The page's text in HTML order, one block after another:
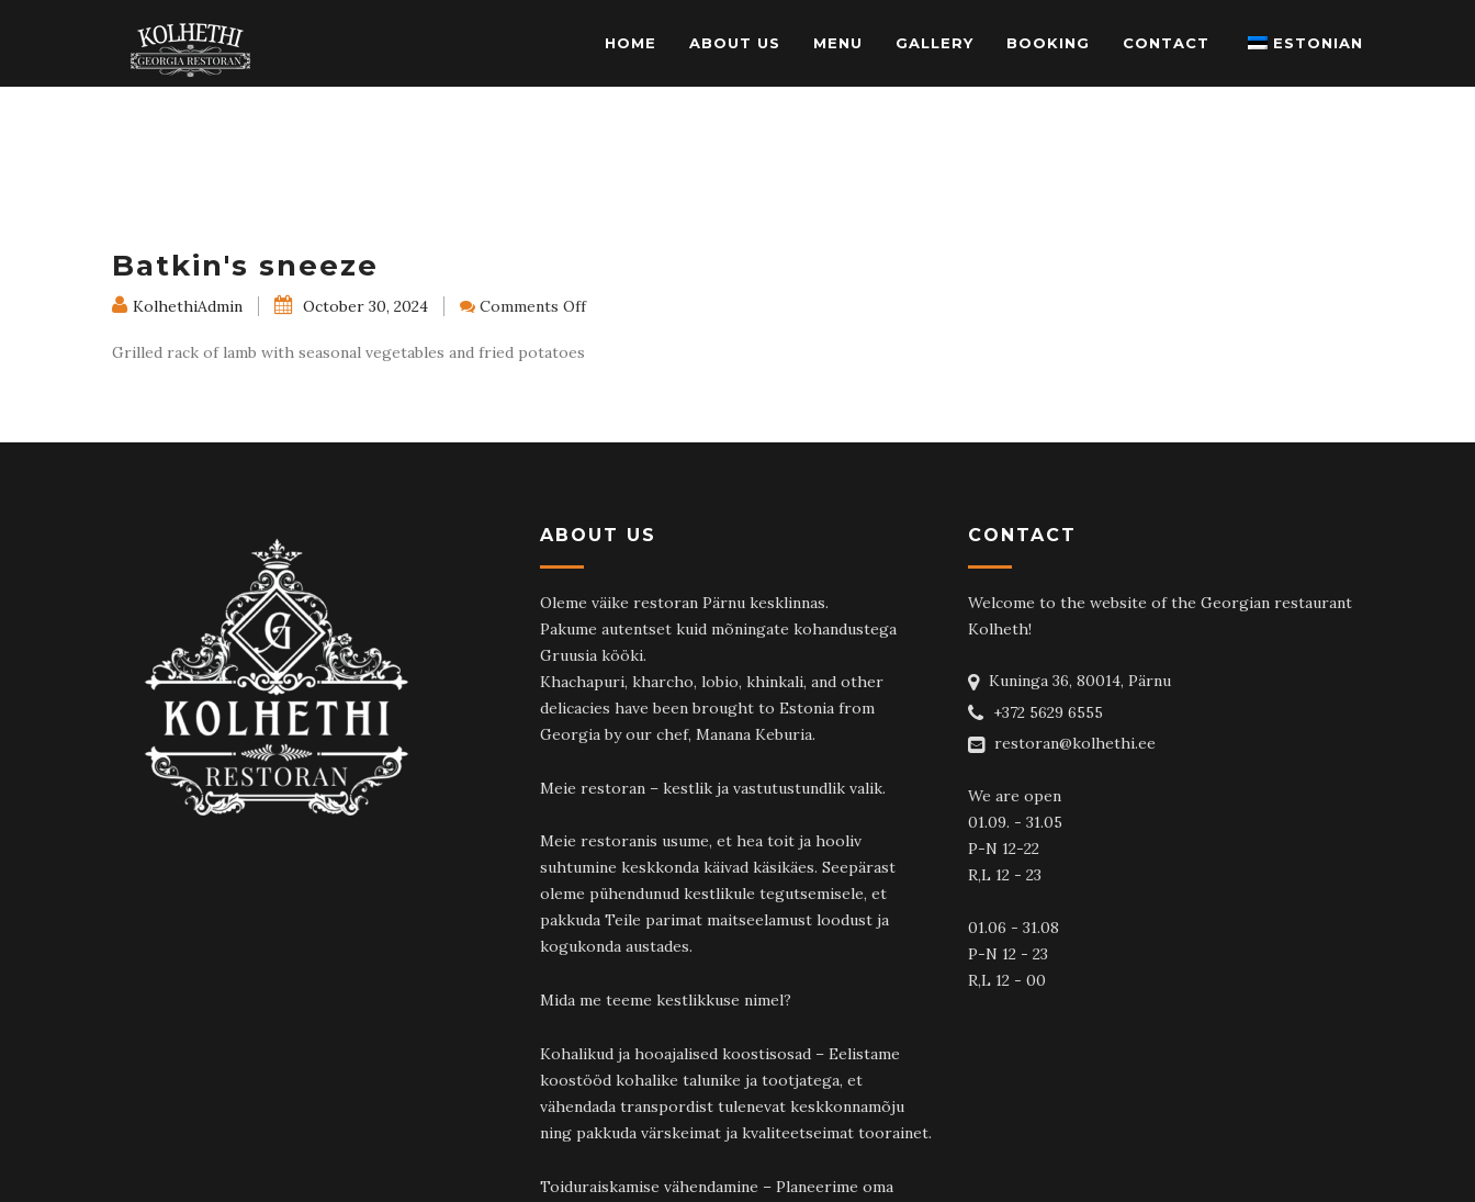
HOME ABOUT US MENU GALLERY BOOKING CONTACT ESTONIAN
Batkin's sneeze
KolhethiAdmin October 30, 2024 Comments Offon
Grilled rack of lamb with seasonal vegetables and fried potatoes
ABOUT US
Oleme väike restoran Pärnu kesklinnas.
Pakume autentset kuid mõningate kohandustega
Gruusia kööki.
Khachapuri, kharcho, lobio, khinkali, and other
delicacies have been brought to Estonia from
Georgia by our chef, Manana Keburia.
Meie restoran – kestlik ja vastutustundlik valik.
Meie restoranis usume, et hea toit ja hooliv
suhtumine keskkonda käivad käsikäes. Seepärast
oleme pühendunud kestlikule tegutsemisele, et
pakkuda Teile parimat maitseelamust loodust ja
kogukonda austades.
Mida me teeme kestlikkuse nimel?
Kohalikud ja hooajalised koostisosad – Eelistame
koostööd kohalike talunike ja tootjatega, et
vähendada transpordist tulenevat keskkonnamõju
ning pakkuda värskeimat ja kvaliteetseimat toorainet.
Toiduraiskamise vähendamine – Planeerime oma
CONTACT
Welcome to the website of the Georgian restaurant
Kolheth!
Kuninga 36, 80014, Pärnu
+372 5629 6555
restoran@kolhethi.ee
We are open
01.09. - 31.05
P-N 12-22
R,L 12 - 23
01.06 - 31.08
P-N 12 - 23
R,L 12 - 00